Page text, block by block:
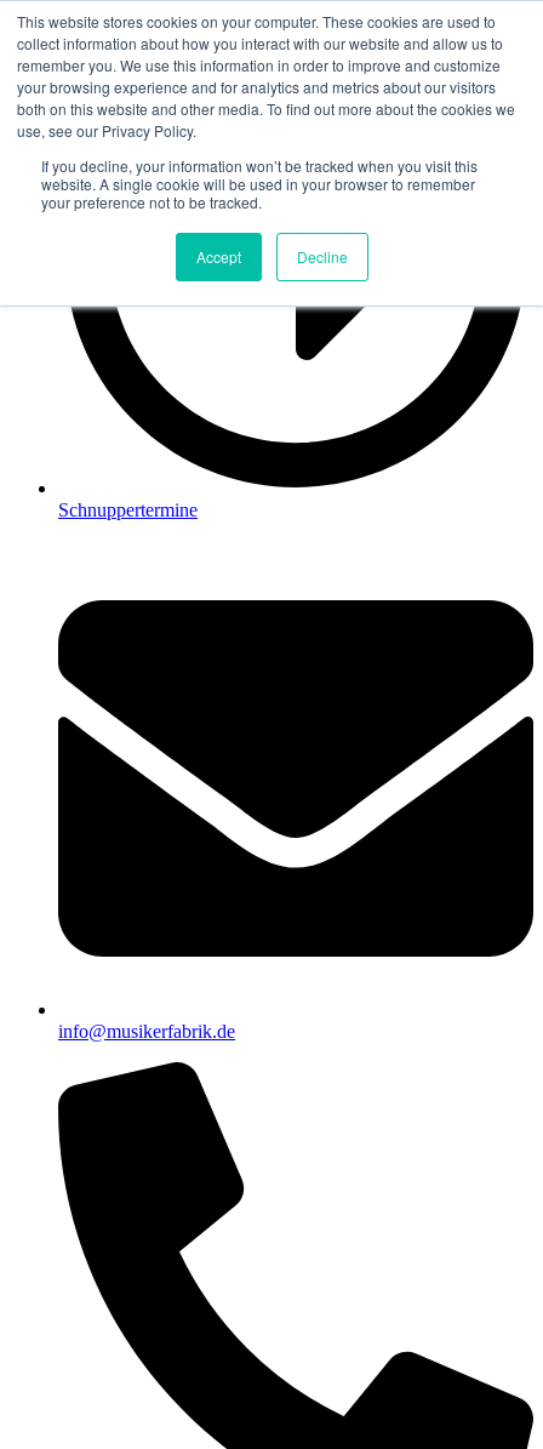
This website stores cookies on your computer. These cookies are used to
collect information about how you interact with our website and allow us to
remember you. We use this information in order to improve and customize
your browsing experience and for analytics and metrics about our visitors
both on this website and other media. To find out more about the cookies we
use, see our Privacy Policy.
If you decline, your information won’t be tracked when you visit this
website. A single cookie will be used in your browser to remember
your preference not to be tracked.
Accept Decline
Zum
Inhalt
springen
Schnuppertermine
info@musikerfabrik.de